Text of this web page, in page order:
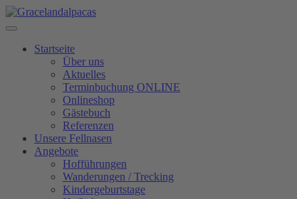
Startseite
Über uns
Aktuelles
Terminbuchung ONLINE
Onlineshop
Gästebuch
Referenzen
Unsere Fellnasen
Angebote
Hofführungen
Wanderungen / Trecking
Kindergeburtstage